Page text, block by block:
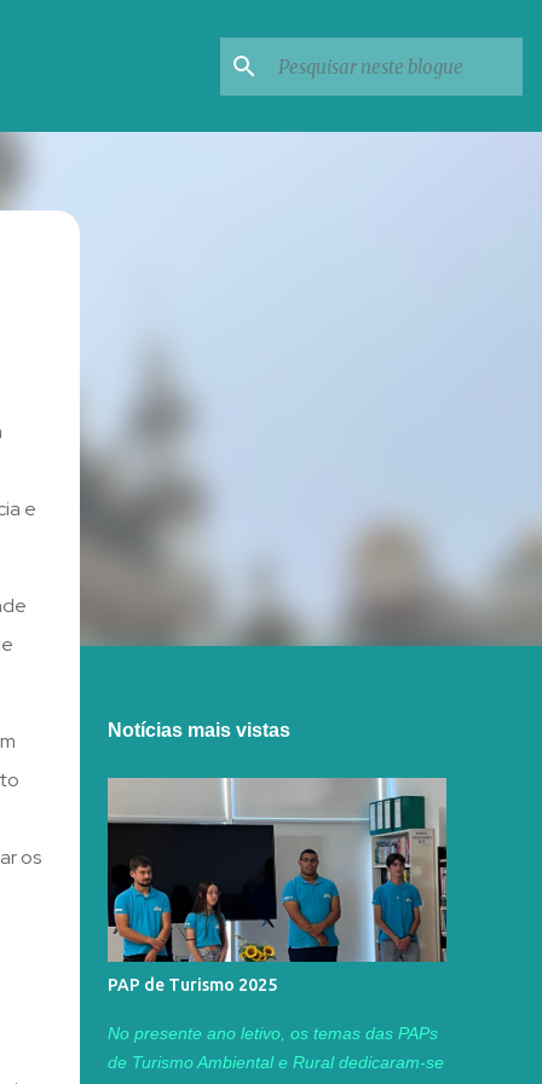
e
os
Notícias mais vistas
PAP de Turismo 2025
No presente ano letivo, os temas das PAPs
de Turismo Ambiental e Rural dedicaram-se